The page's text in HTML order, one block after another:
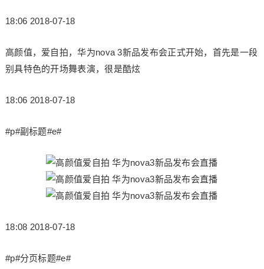
18:06 2018-07-18
高颜值，爱自拍，华为nova 3新品发布会正式开始，首先是一段
别具特色的开场舞表演，很是酷炫
18:06 2018-07-18
#p#副标题#e#
18:08 2018-07-18
#p#分页标题#e#